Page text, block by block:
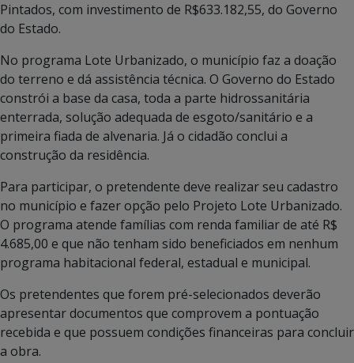
Pintados, com investimento de R$633.182,55, do Governo
do Estado.
No programa Lote Urbanizado, o município faz a doação
do terreno e dá assistência técnica. O Governo do Estado
constrói a base da casa, toda a parte hidrossanitária
enterrada, solução adequada de esgoto/sanitário e a
primeira fiada de alvenaria. Já o cidadão conclui a
construção da residência.
Para participar, o pretendente deve realizar seu cadastro
no município e fazer opção pelo Projeto Lote Urbanizado.
O programa atende famílias com renda familiar de até R$
4.685,00 e que não tenham sido beneficiados em nenhum
programa habitacional federal, estadual e municipal.
Os pretendentes que forem pré-selecionados deverão
apresentar documentos que comprovem a pontuação
recebida e que possuem condições financeiras para concluir
a obra.